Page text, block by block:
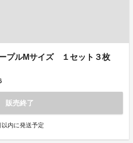
ープルMサイズ １セット３枚
販売終了
内に発送予定